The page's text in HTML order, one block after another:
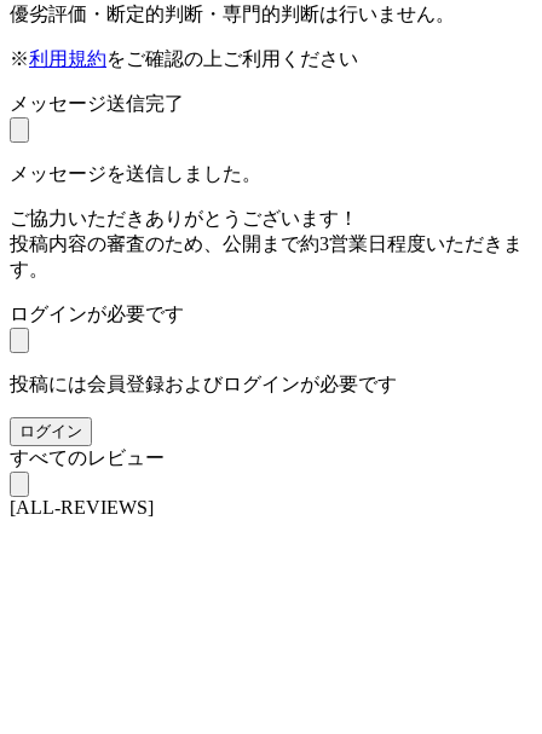
優劣評価・断定的判断・専門的判断は行いません。
※利用規約をご確認の上ご利用ください
メッセージ送信完了
メッセージを送信しました。
ご協力いただきありがとうございます！
投稿内容の審査のため、公開まで約3営業日程度いただきま
す。
ログインが必要です
投稿には会員登録およびログインが必要です
ログイン
すべてのレビュー
[ALL-REVIEWS]